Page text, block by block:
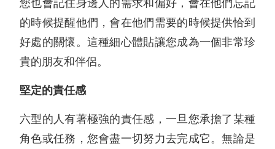
您也會記住身邊人的需求和偏好，會在他們忘記
的時候提醒他們，會在他們需要的時候提供恰到
好處的關懷。這種細心體貼讓您成為一個非常珍
貴的朋友和伴侶。
堅定的責任感
六型的人有著極強的責任感，一旦您承擔了某種
角色或任務，您會盡一切努力去完成它。無論是